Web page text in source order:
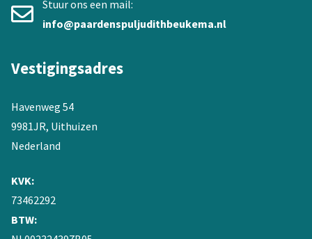
Stuur ons een mail:
info@paardenspuljudithbeukema.nl
Vestigingsadres
Havenweg 54
9981JR, Uithuizen
Nederland
KVK:
73462292
BTW: